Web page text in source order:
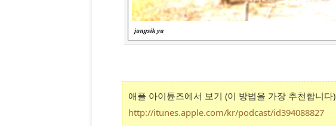
애플 아이튠즈에서 보기 (이 방법을 가장 추천합니다)
http://itunes.apple.com/kr/podcast/id394088827